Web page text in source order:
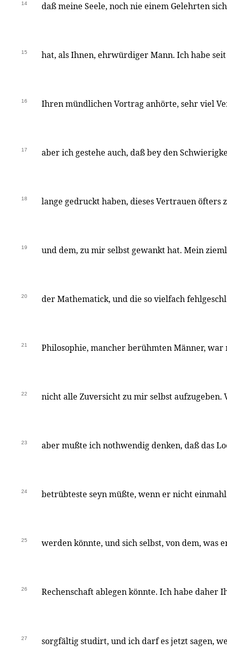
14 daß meine Seele, noch nie einem Gelehrten
15 hat, als Ihnen, ehrwürdiger Mann. Ich habe
16 Ihren mündlichen Vortrag anhörte, sehr viel
17 aber ich gestehe auch, daß bey den
18 lange gedruckt haben, dieses Vertrauen öfters
19 und dem, zu mir selbst gewankt hat. Mein
20 der Mathematick, und die so vielfach
21 Philosophie, mancher berühmten Männer,
22 nicht alle Zuversicht zu mir selbst aufzugeben.
23 aber mußte ich nothwendig denken, daß das
24 betrübteste seyn müßte, wenn er nicht
25 werden könnte, und sich selbst, von dem, was
26 Rechenschaft ablegen könnte. Ich habe
27 sorgfältig studirt, und ich darf es jetzt sagen,